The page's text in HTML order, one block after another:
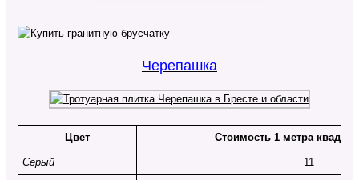
Черепашка
Цвет Стоимость 1 метра
Серый 11